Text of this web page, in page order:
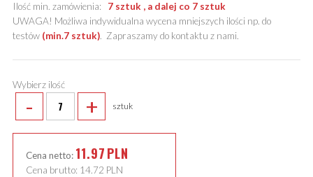
Ilość min. zamówienia: 7 sztuk , a dalej co 7 sztuk
UWAGA! Możliwa indywidualna wycena mniejszych ilości np. do
testów (min.7 sztuk). Zapraszamy do kontaktu z nami.
Wybierz ilość
- + sztuk
Cena netto: 11.97PLN
Cena brutto: 14.72 PLN